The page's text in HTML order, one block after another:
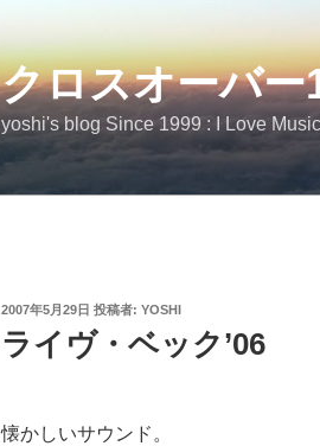
クロスオーバー
yoshi's blog Since 1999 : I Love
投
日:
2007年5月29日 投稿者: YOSHI
ライヴ・ベック’06
懐かしいサウンド。